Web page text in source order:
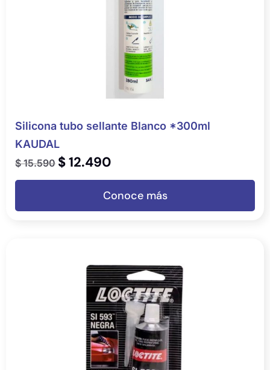
Silicona tubo sellante Blanco *300ml
KAUDAL
$15.590 $12.490
Conoce más